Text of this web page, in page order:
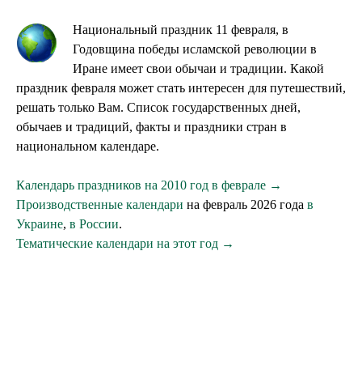
Национальный праздник 11 февраля, в
Годовщина победы исламской революции в
Иране имеет свои обычаи и традиции. Какой
праздник февраля может стать интересен для путешествий,
решать только Вам. Список государственных дней,
обычаев и традиций, факты и праздники стран в
национальном календаре.
Календарь праздников на 2010 год в феврале →
Производственные календари на февраль 2026 года в
Украине, в России.
Тематические календари на этот год →